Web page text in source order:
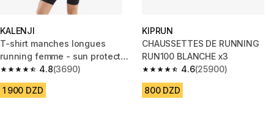
KALENJI
T-shirt manches longues
running femme - sun protect
noir
4.8
4.8 out of 5 stars from 3690 reviews
(3690)
1 900 DZD
KIPRUN
CHAUSSETTES DE RUNNING
RUN100 BLANCHE x3
4.6
4.6 out of 5 stars from 25900
(25900)
800 DZD